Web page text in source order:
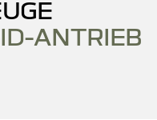
ANTRIEB